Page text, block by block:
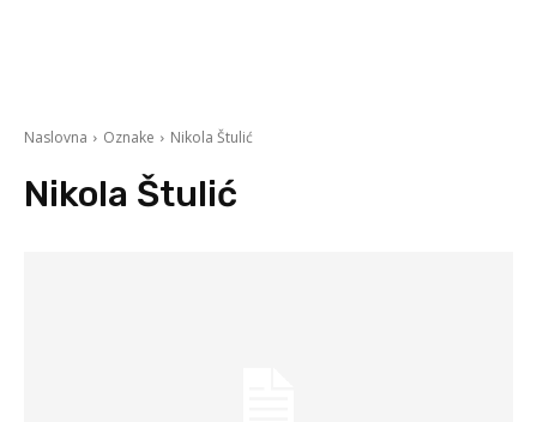
Naslovna Oznake Nikola Štulić
Nikola Štulić